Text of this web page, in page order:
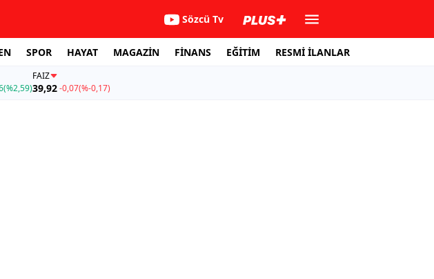
Sözcü Tv
SPOR HAYAT MAGAZİN FİNANS EĞİTİM RESMİ İLANLAR
(%2,59)
FAİZ
39,92-0,07(%-0,17)